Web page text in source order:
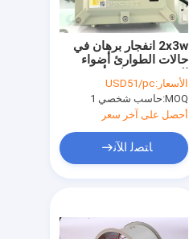
2x3w انفجار برهان في
حالات الطوارئ أضواء
مزدوج قابلة لإعادة
الشحن
الأسعار:USD51/pc
MOQ: حاسب شخصي 1
أحصل على آخر سعر
ﺎﺘﺼﻟ ﺍﻶﻧ